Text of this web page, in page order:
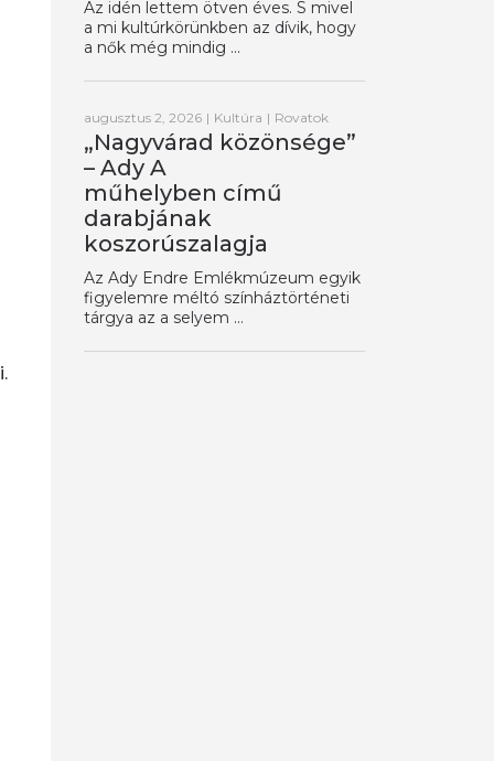
Az idén lettem ötven éves. S mivel
a mi kultúrkörünkben az dívik, hogy
a nők még mindig ...
augusztus 2, 2026 | Kultúra | Rovatok
„Nagyvárad közönsége”
– Ady A
műhelyben című
darabjának
koszorúszalagja
Az Ady Endre Emlékmúzeum egyik
figyelemre méltó színháztörténeti
tárgya az a selyem ...